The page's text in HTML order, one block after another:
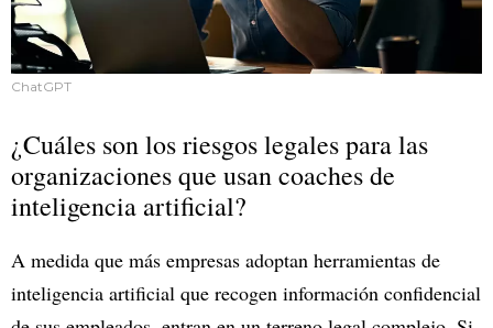
ChatGPT
¿Cuáles son los riesgos legales para las
organizaciones que usan coaches de
inteligencia artificial?
A medida que más empresas adoptan herramientas de
inteligencia artificial que recogen información confidencial